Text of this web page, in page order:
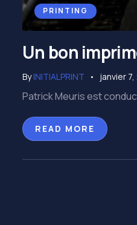
PRINTING
Un bon
ByINITIALPRINT janvier
Patrick Meuris est
READ MORE